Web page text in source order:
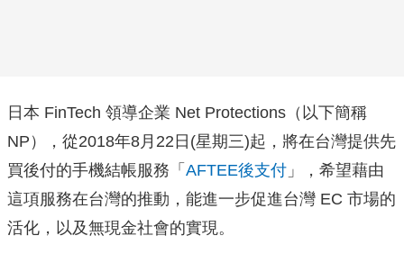
日本 FinTech 領導企業 Net Protections（以下簡稱
NP），從2018年8月22日(星期三)起，將在台灣提供先
買後付的手機結帳服務「 AFTEE後支付 」，希望藉由
這項服務在台灣的推動，能進一步促進台灣 EC 市場的
活化，以及無現金社會的實現。